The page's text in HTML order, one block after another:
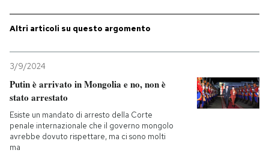
PODCAST
NEWSLETTER
I MIEI PREFERITI
SHOP
Altri articoli su questo argomento
3/9/2024
Putin è arrivato in Mongolia e no, non è
stato arrestato
Esiste un mandato di arresto della Corte
penale internazionale che il governo mongolo
avrebbe dovuto rispettare, ma ci sono molti
ma